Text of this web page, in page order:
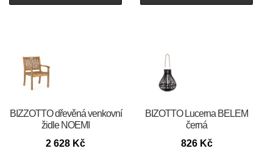
BIZZOTTO dřevěná venkovní
židle NOEMI
2 628 Kč
BIZOTTO Lucerna BELEM
černá
826 Kč